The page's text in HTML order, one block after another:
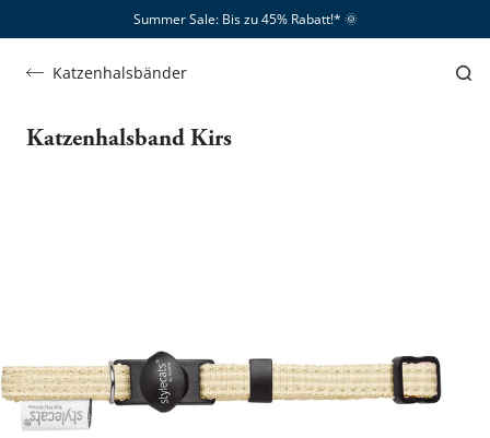
Summer Sale: Bis zu 45% Rabatt!*​ 🌞
Katzenhalsbänder
Katzenhalsband Kirs